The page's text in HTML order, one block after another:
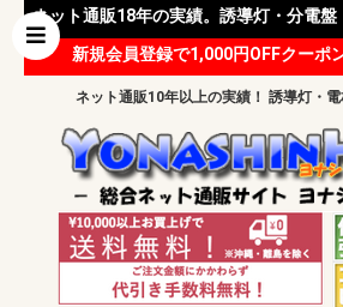
ネット通販18年の実績。誘導灯・分電盤
ーブル等 様々な資材を取り扱って
新規会員登録で1,000円OFFクーポ
ネット通販10年以上の実績！ 誘導灯・